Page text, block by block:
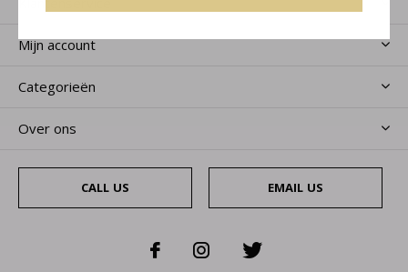
Mijn account
Categorieën
Over ons
CALL US EMAIL US